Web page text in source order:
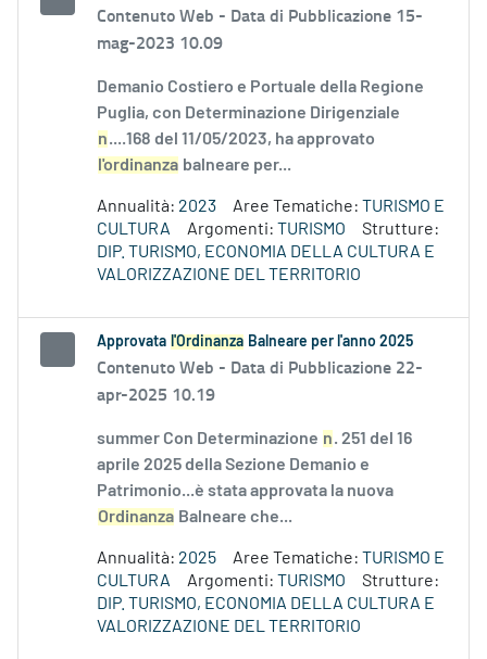
Contenuto Web - Data di Pubblicazione 15-
mag-2023 10.09
Demanio Costiero e Portuale della Regione
Puglia, con Determinazione Dirigenziale
n....168 del 11/05/2023, ha approvato
l'ordinanza balneare per...
Annualità: 2023 Aree Tematiche: TURISMO E
CULTURA
Argomenti: TURISMO
Strutture:
DIP. TURISMO, ECONOMIA DELLA CULTURA E
VALORIZZAZIONE DEL TERRITORIO
Approvata l'Ordinanza Balneare per l'anno 2025
Contenuto Web - Data di Pubblicazione 22-
apr-2025 10.19
summer Con Determinazione n. 251 del 16
aprile 2025 della Sezione Demanio e
Patrimonio...è stata approvata la nuova
Ordinanza Balneare che...
Annualità: 2025 Aree Tematiche: TURISMO E
CULTURA
Argomenti: TURISMO
Strutture:
DIP. TURISMO, ECONOMIA DELLA CULTURA E
VALORIZZAZIONE DEL TERRITORIO